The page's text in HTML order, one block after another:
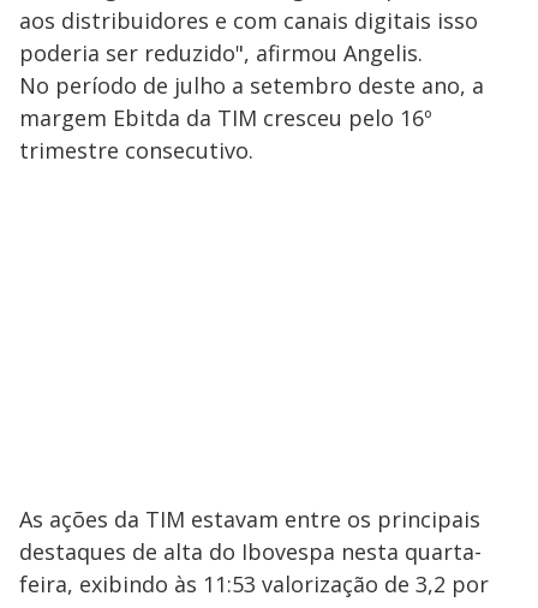
aos distribuidores e com canais digitais isso
poderia ser reduzido", afirmou Angelis.
No período de julho a setembro deste ano, a
margem Ebitda da TIM cresceu pelo 16º
trimestre consecutivo.
As ações da TIM estavam entre os principais
destaques de alta do Ibovespa nesta quarta-
feira, exibindo às 11:53 valorização de 3,2 por